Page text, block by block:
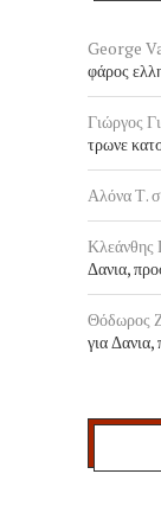
George
φάρος
Γιώργος
τρωνε
Αλόνα Τ.
Κλεάνθης
Δανια,
Θόδωρος
για